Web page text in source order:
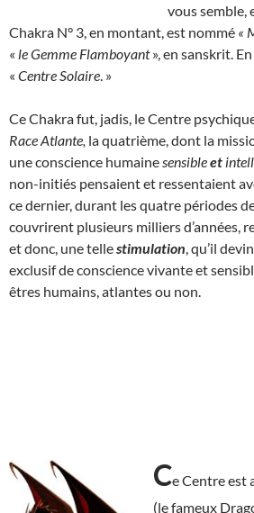
vous semble,
Chakra N° 3, en montant, est nommé «
« le Gemme Flamboyant», en sanskrit.
« Centre Solaire . »
Ce Chakra fut, jadis, le Centre
Race Atlante, la quatrième, dont la
une conscience humaine sensibleet
non-initiés pensaient et ressentaient
ce dernier, durant les quatre périodes
couvrirent plusieurs milliers d’années,
et donc, une tellestimulation , qu’il
exclusif de conscience vivante et
êtres humains, atlantes ou non.
Ce Centre est
(le fameux